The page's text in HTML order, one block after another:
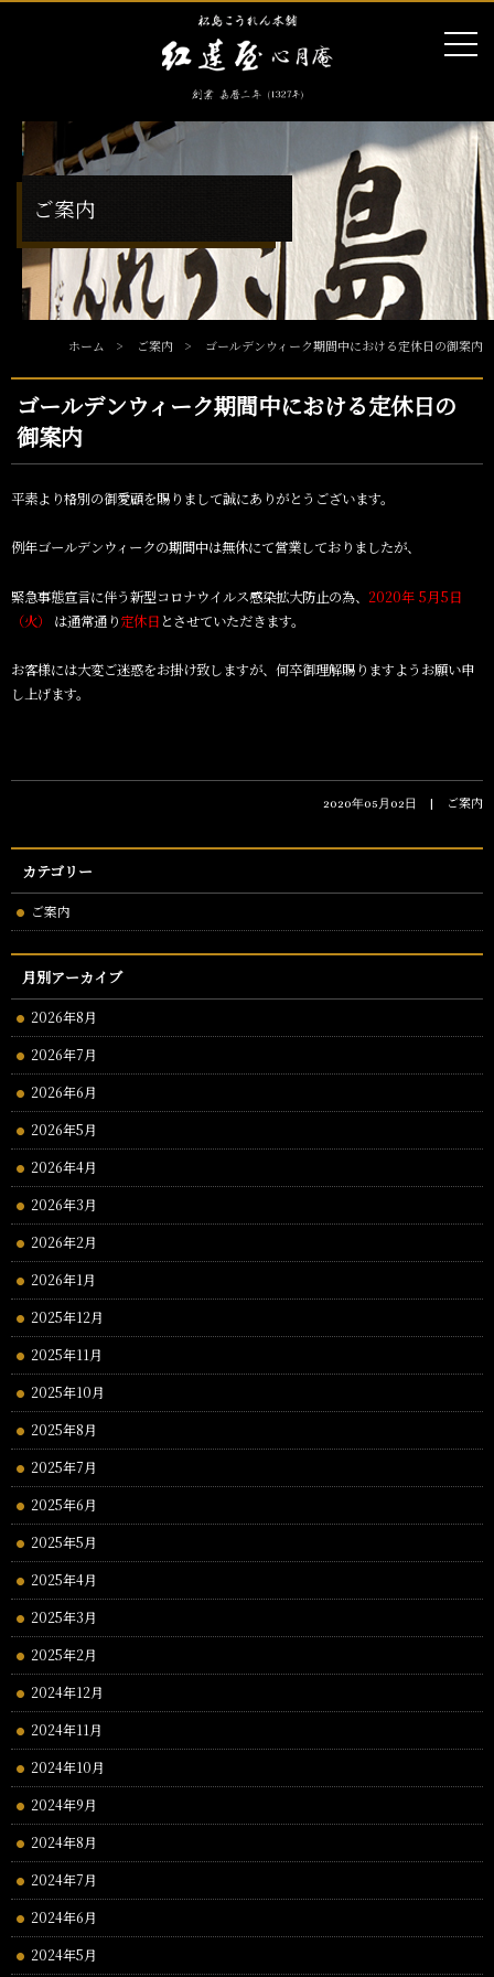
ご案内
ホーム ご案内 ゴールデンウィーク期間中における定休日の御案内
ゴールデンウィーク期間中における定休日の
御案内
平素より格別の御愛顧を賜りまして誠にありがとうございます。
例年ゴールデンウィークの期間中は無休にて営業しておりましたが、
緊急事態宣言に伴う新型コロナウイルス感染拡大防止の為、 2020年 5月5日
（火）
は通常通り定休日 とさせていただきます。
お客様には大変ご迷惑をお掛け致しますが、何卒御理解賜りますようお願い申
し上げます。
2020年05月02日 ご案内
カテゴリー
ご案内
月別アーカイブ
2026年8月
2026年7月
2026年6月
2026年5月
2026年4月
2026年3月
2026年2月
2026年1月
2025年12月
2025年11月
2025年10月
2025年8月
2025年7月
2025年6月
2025年5月
2025年4月
2025年3月
2025年2月
2024年12月
2024年11月
2024年10月
2024年9月
2024年8月
2024年7月
2024年6月
2024年5月